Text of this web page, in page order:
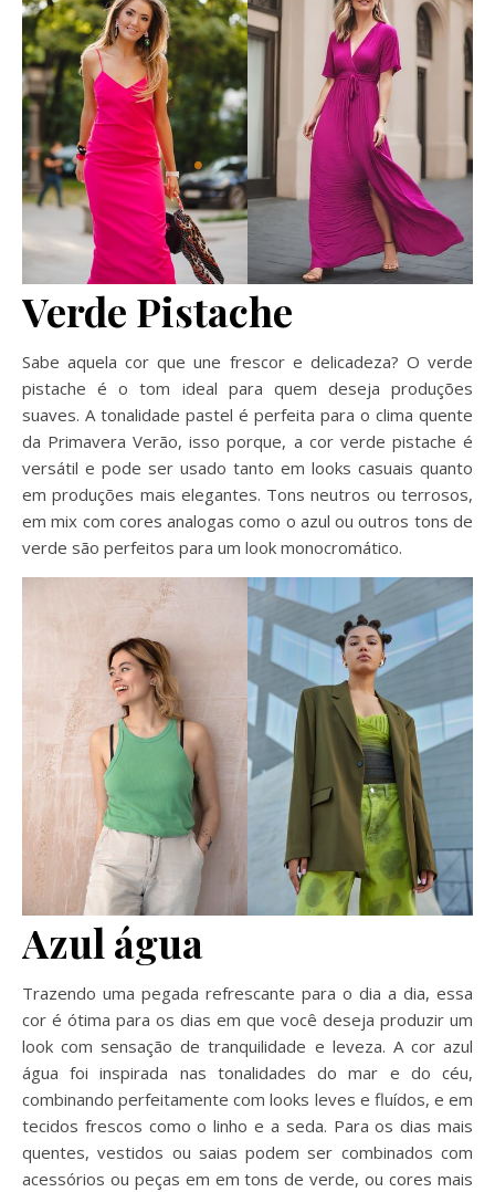
Verde Pistache
Sabe aquela cor que une frescor e delicadeza? O verde
pistache é o tom ideal para quem deseja produções
suaves. A tonalidade pastel é perfeita para o clima quente
da Primavera Verão, isso porque, a cor verde pistache é
versátil e pode ser usado tanto em looks casuais quanto
em produções mais elegantes. Tons neutros ou terrosos,
em mix com cores analogas como o azul ou outros tons de
verde são perfeitos para um look monocromático.
Azul água
Trazendo uma pegada refrescante para o dia a dia, essa
cor é ótima para os dias em que você deseja produzir um
look com sensação de tranquilidade e leveza. A cor azul
água foi inspirada nas tonalidades do mar e do céu,
combinando perfeitamente com looks leves e fluídos, e em
tecidos frescos como o linho e a seda. Para os dias mais
quentes, vestidos ou saias podem ser combinados com
acessórios ou peças em em tons de verde, ou cores mais